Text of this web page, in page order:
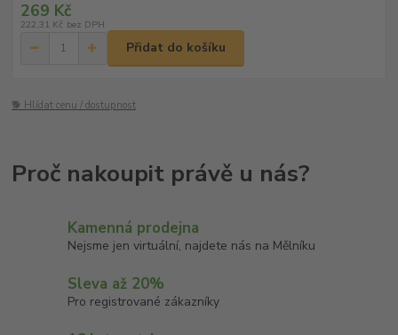
269 Kč
222,31 Kč bez DPH
Přidat do košíku
🐕 Hlídat cenu / dostupnost
Kamenná prodejna
Nejsme jen virtuální, najdete nás na Mělníku
Sleva až 20%
Pro registrované zákazníky